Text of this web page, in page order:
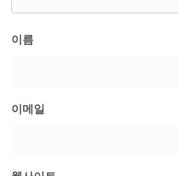
이름
이메일